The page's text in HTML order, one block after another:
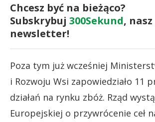
Chcesz być na bieżąco?
Subskrybuj 300Sekund,
newsletter!
Poza tym już wcześniej
i Rozwoju Wsi zapowiedziało 11
działań na rynku zbóż. Rząd
Europejskiej o przywrócenie ceł